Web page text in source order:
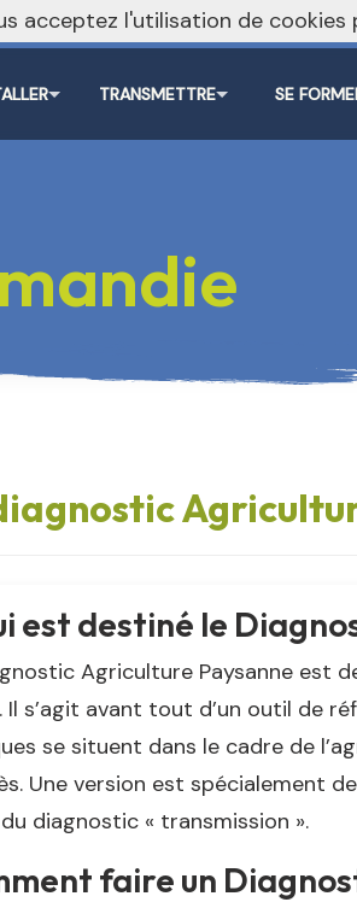
TRANSMETTRE SE
est destiné le
Agriculture Paysanne est
Il s’agit avant tout d’un outil de
se situent dans le cadre de
Une version est spécialement
diagnostic « transmission ».
faire un
acceptez l'utilisation de